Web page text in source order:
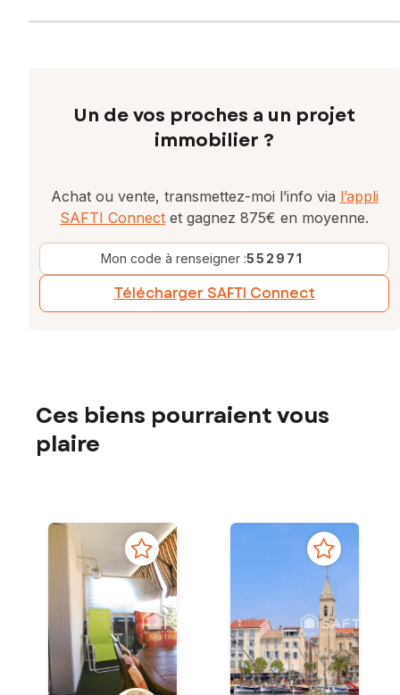
Un de vos proches a un projet
immobilier ?
Achat ou vente, transmettez-moi l’info via l’appli
SAFTI Connect et gagnez 875€ en moyenne.
Mon code à renseigner :552971
Télécharger SAFTI Connect
Ces biens pourraient vous
plaire